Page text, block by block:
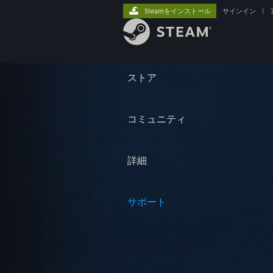
ストア
コミュニティ
詳細
サポート
Steamをインストール サインイン